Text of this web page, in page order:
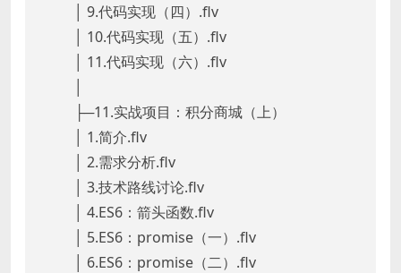
│ 9.代码实现（四）.flv
│ 10.代码实现（五）.flv
│ 11.代码实现（六）.flv
├─11.实战项目：积分商城（上）
│ 1.简介.flv
│ 2.需求分析.flv
│ 3.技术路线讨论.flv
│ 4.ES6：箭头函数.flv
│ 5.ES6：promise（一）.flv
│ 6.ES6：promise（二）.flv